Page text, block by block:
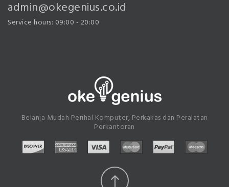
admin@okegenius.co.id
Service hours: 09:00 - 20:00
Belanja Mudah Perihal Komputer, Perkakas dan Peralatan
Perkantoran
Scroll
Top